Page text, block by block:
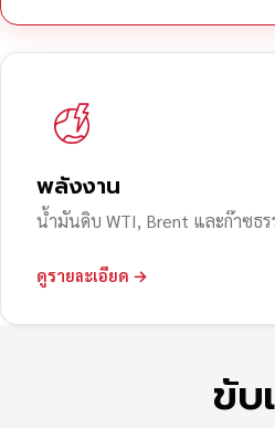
พลังงาน
น้ำมันดิบ WTI, Brent และก๊าซธ
ดูรายละเอียด →
ขับ